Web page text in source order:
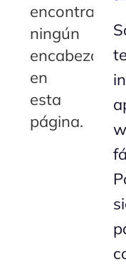
encontrado
ningún
encabezado
en
esta
página.